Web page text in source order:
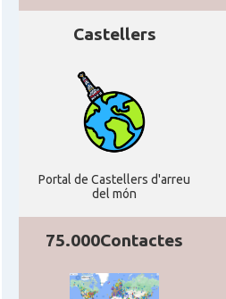
Castellers
Portal de Castellers d'arreu
del món
75.000Contactes